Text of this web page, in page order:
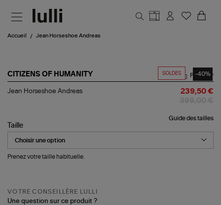
Accueil Jean Horseshoe Andreas
SOLDES -40%
CITIZENS OF HUMANITY
Jean
Partager
Jean Horseshoe Andreas 239,50 €
Guide des tailles
Taille
Prenez votre taille habituelle.
VOTRE CONSEILLÈRE LULLI
Une question sur ce produit ?